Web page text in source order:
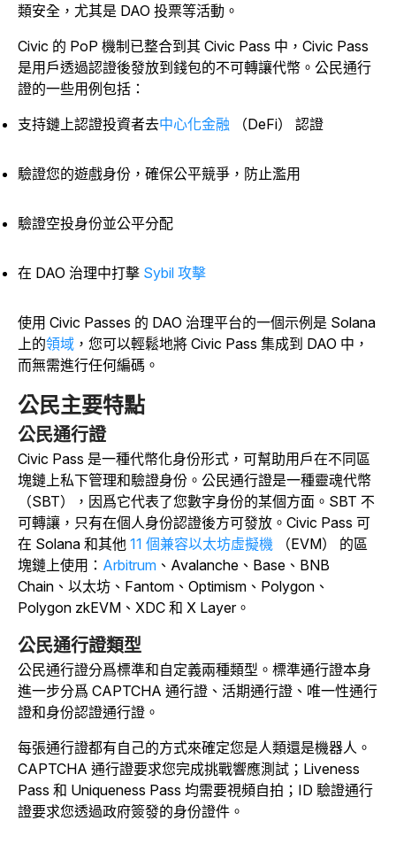
類安全，尤其是 DAO 投票等活動。
Civic 的 PoP 機制已整合到其 Civic Pass 中，Civic Pass
是用戶透過認證後發放到錢包的不可轉讓代幣。公民通行
證的一些用例包括：
支持鏈上認證投資者去中心化金融 （DeFi） 認證
驗證您的遊戲身份，確保公平競爭，防止濫用
驗證空投身份並公平分配
在 DAO 治理中打擊 Sybil 攻擊
使用 Civic Passes 的 DAO 治理平台的一個示例是 Solana
上的領域 ，您可以輕鬆地將 Civic Pass 集成到 DAO 中，
而無需進行任何編碼。
公民主要特點
公民通行證
Civic Pass 是一種代幣化身份形式，可幫助用戶在不同區
塊鏈上私下管理和驗證身份。公民通行證是一種靈魂代幣
（SBT），因爲它代表了您數字身份的某個方面。SBT 不
可轉讓，只有在個人身份認證後方可發放。Civic Pass 可
在 Solana 和其他 11 個兼容以太坊虛擬機 （EVM） 的區
塊鏈上使用： Arbitrum 、Avalanche、Base、BNB
Chain、以太坊、Fantom、Optimism、Polygon、
Polygon zkEVM、XDC 和 X Layer。
公民通行證類型
公民通行證分爲標準和自定義兩種類型。標準通行證本身
進一步分爲 CAPTCHA 通行證、活期通行證、唯一性通行
證和身份認證通行證。
每張通行證都有自己的方式來確定您是人類還是機器人。
CAPTCHA 通行證要求您完成挑戰響應測試；Liveness
Pass 和 Uniqueness Pass 均需要視頻自拍；ID 驗證通行
證要求您透過政府簽發的身份證件。